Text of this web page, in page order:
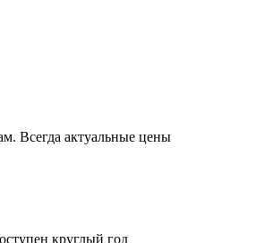
Всегда актуальные цены
круглый год